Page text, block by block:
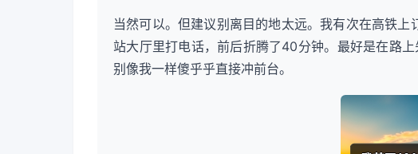
当然可以。但建议别离目的地太远。我有次在高铁
站大厅里打电话，前后折腾了40分钟。最好是在路
别像我一样傻乎乎直接冲前台。